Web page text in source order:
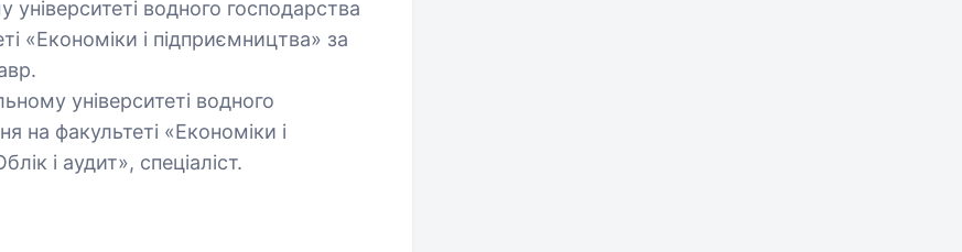
університеті водного господарства
«Економіки і підприємництва» за
університеті водного
на факультеті «Економіки і
і аудит», спеціаліст.